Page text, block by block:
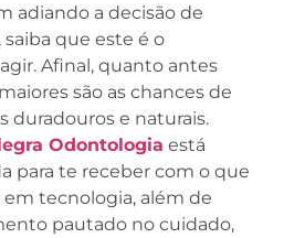
adiando a decisão de
que este é o
Afinal, quanto antes
são as chances de
duradouros e naturais.
Odontologia está
para te receber com o que
tecnologia, além de
pautado no cuidado,